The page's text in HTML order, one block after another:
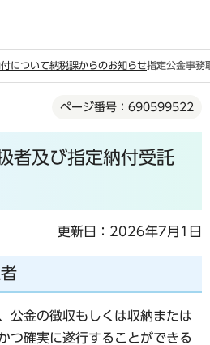
について納税課からのお知らせ指定公金事務
ページ番号：690599522
者及び指定納付受託
更新日：2026年7月1日
公金の徴収もしくは収納または
つ確実に遂行することができる